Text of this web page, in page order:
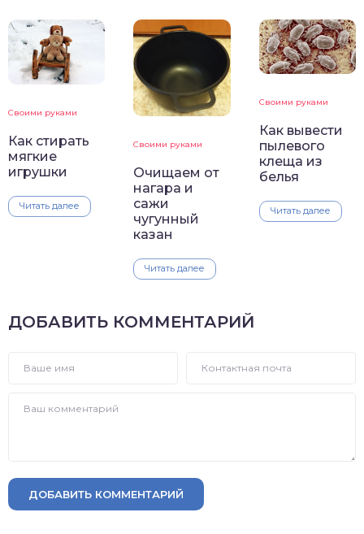
Своими руками
Как стирать
мягкие
игрушки
Читать далее
Своими руками
Очищаем от
нагара и
сажи
чугунный
казан
Читать далее
Своими руками
Как вывести
пылевого
клеща из
белья
Читать далее
ДОБАВИТЬ КОММЕНТАРИЙ
ДОБАВИТЬ КОММЕНТАРИЙ